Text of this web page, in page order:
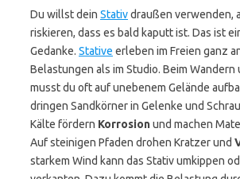
Du willst dein Stativdraußen verwenden,
riskieren, dass es bald kaputt ist. Das ist
Gedanke. Stative erleben im Freien ganz
Belastungen als im Studio. Beim
musst du oft auf unebenem Gelände
dringen Sandkörner in Gelenke und
Kälte fördern Korrosionund machen
Auf steinigen Pfaden drohen Kratzer und
starkem Wind kann das Stativ umkippen